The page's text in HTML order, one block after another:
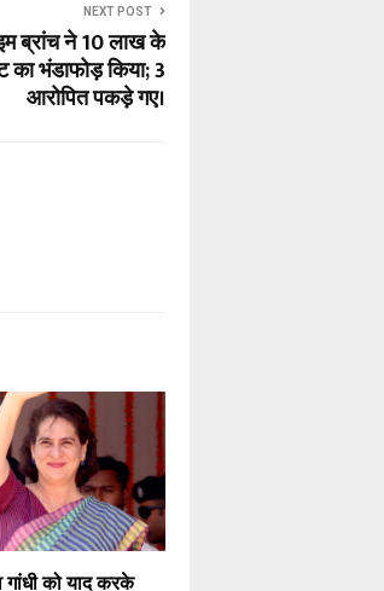
NEXT POST
ब्रांच ने ₹10 लाख के
भंडाफोड़ किया; 3
आरोपित पकड़े गए।